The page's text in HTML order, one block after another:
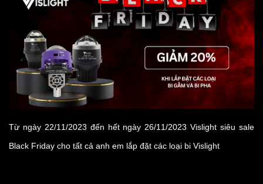
Từ ngày 22/11/2023 đến hết ngày 26/11/2023 Vislight siêu sale
Black Friday cho tất cả anh em lắp đặt các loại bi Vislight